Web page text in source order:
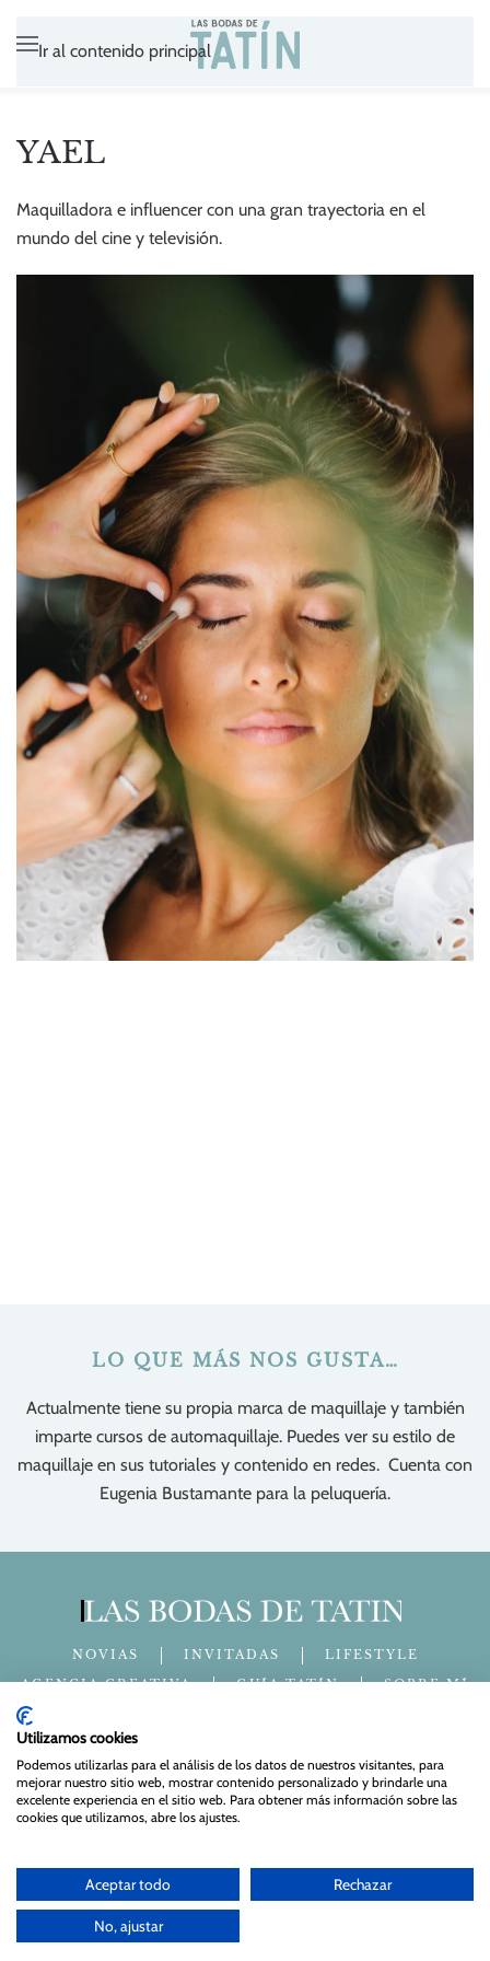
Ir al contenido principal
YAEL
Maquilladora e influencer con una gran trayectoria en el
mundo del cine y televisión.
LO QUE MÁS NOS GUSTA…
Actualmente tiene su propia marca de maquillaje y también
imparte cursos de automaquillaje. Puedes ver su estilo de
maquillaje en sus tutoriales y contenido en redes. Cuenta con
Eugenia Bustamante para la peluquería.
NOVIAS INVITADAS
LIFESTYLE
AGENCIA CREATIVA
GUÍA TATÍN
SOBRE MÍ
info@lasbodasdetatin.com
Apúntate a nuestra newsletter
Utilizamos cookies
Podemos utilizarlas para el análisis de los datos de nuestros visitantes, para
mejorar nuestro sitio web, mostrar contenido personalizado y brindarle una
excelente experiencia en el sitio web. Para obtener más información sobre las
cookies que utilizamos, abre los ajustes.
Aceptar todo Rechazar
No, ajustar